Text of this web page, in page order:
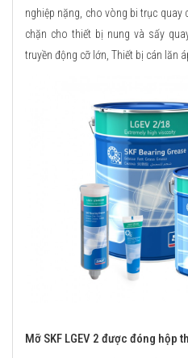
nghiệp nặng, cho vòng bi trục
chặn cho thiết bị nung và sấy
truyền động cỡ lớn, Thiết bị cán lăn
Mỡ SKF LGEV 2 được đóng hộp